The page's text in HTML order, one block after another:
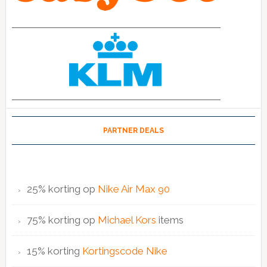
PARTNER DEALS
25% korting op Nike Air Max 90
75% korting op Michael Kors items
15% korting Kortingscode Nike